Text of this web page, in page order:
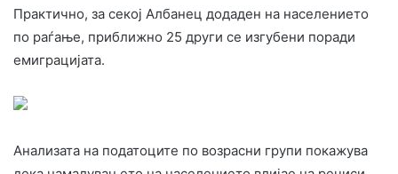
Практично, за секој Албанец додаден на населението
по раѓање, приближно 25 други се изгубени поради
емиграцијата.
Анализата на податоците по возрасни групи покажува